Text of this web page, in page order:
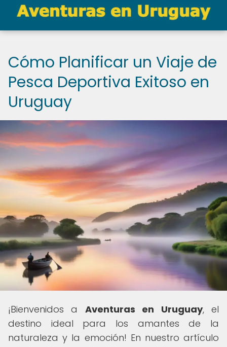
Cómo Planificar un Viaje de
Pesca Deportiva Exitoso en
Uruguay
¡Bienvenidos a Aventuras en Uruguay, el
destino ideal para los amantes de la
naturaleza y la emoción! En nuestro artículo